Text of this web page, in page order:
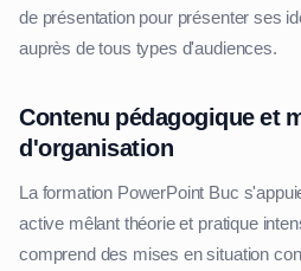
de présentation pour présenter ses
auprès de tous types d'audiences.
Contenu pédagogique et
d'organisation
La formation PowerPoint Buc
active mêlant théorie et pratique
comprend des mises en situation